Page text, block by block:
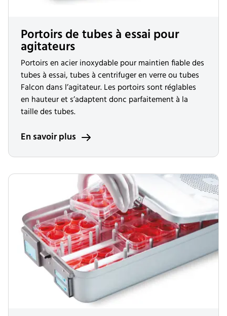
Portoirs de tubes à essai pour
agitateurs
Portoirs en acier inoxydable pour maintien fiable des
tubes à essai, tubes à centrifuger en verre ou tubes
Falcon dans l’agitateur. Les portoirs sont réglables
en hauteur et s’adaptent donc parfaitement à la
taille des tubes.
En savoir plus